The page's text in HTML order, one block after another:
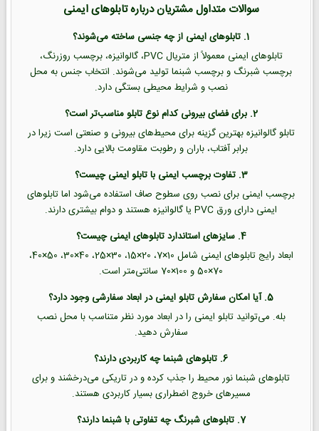
سوالات متداول مشتریان درباره تابلوهای ایمنی
1. تابلوهای ایمنی از چه جنسی ساخته می‌شوند؟
تابلوهای ایمنی معمولاً از متریال PVC، گالوانیزه، برچسب روزرنگ،
برچسب شبرنگ و برچسب شبنما تولید می‌شوند. انتخاب جنس به محل
نصب و شرایط محیطی بستگی دارد.
2. برای فضای بیرونی کدام نوع تابلو مناسب‌تر است؟
تابلو گالوانیزه بهترین گزینه برای محیط‌های بیرونی و صنعتی است زیرا در
برابر آفتاب، باران و رطوبت مقاومت بالایی دارد.
3. تفاوت برچسب ایمنی با تابلو ایمنی چیست؟
برچسب ایمنی برای نصب روی سطوح صاف استفاده می‌شود اما تابلوهای
ایمنی دارای ورق PVC یا گالوانیزه هستند و دوام بیشتری دارند.
4. سایزهای استاندارد تابلوهای ایمنی چیست؟
ابعاد رایج تابلوهای ایمنی شامل 10×7، 20×15، 30×25، 40×30، 50×40،
70×50 و 100×70 سانتی‌متر است.
5. آیا امکان سفارش تابلو ایمنی در ابعاد سفارشی وجود دارد؟
بله. می‌توانید تابلو ایمنی را در ابعاد مورد نظر متناسب با محل نصب
سفارش دهید.
6. تابلوهای شبنما چه کاربردی دارند؟
تابلوهای شبنما نور محیط را جذب کرده و در تاریکی می‌درخشند و برای
مسیرهای خروج اضطراری بسیار کاربردی هستند.
7. تابلوهای شبرنگ چه تفاوتی با شبنما دارند؟